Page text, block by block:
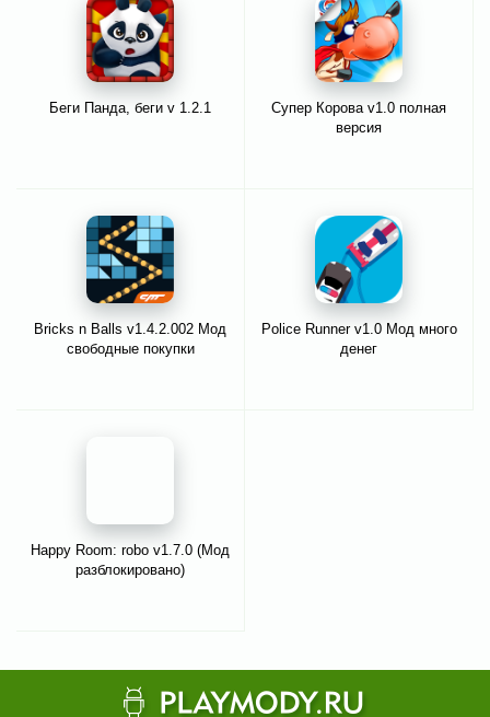
Беги Панда, беги v 1.2.1
Супер Корова v1.0 полная
версия
Bricks n Balls v1.4.2.002 Мод
свободные покупки
Police Runner v1.0 Мод много
денег
Happy Room: robo v1.7.0 (Мод
разблокировано)